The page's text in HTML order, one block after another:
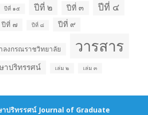
ปีที่ ๑๕ ปีที่ ๒ ปีที่ ๓ ปีที่ ๔
ปีที่ ๗ ปีที่ ๘ ปีที่ ๙
งกรณราชวิทยาลัย วารสาร
ปริทรรศน์ เล่ม ๒ เล่ม ๓
ปริทรรศน์ Journal of Graduate